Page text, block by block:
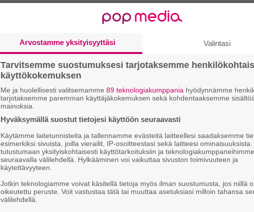
Arvostamme yksityisyyttäsi Valintasi
Tarvitsemme suostumuksesi tarjotaksemme
käyttökokemuksen
Me ja huolellisesti valitsemamme 89 teknologiakumppania hyödynnämme
tarjotaksemme paremman käyttäjäkokemuksen sekä kohdentaaksemme
mainoksia.
Hyväksymällä suostut tietojesi käyttöön seuraavasti
Käytämme laitetunnisteita ja tallennamme evästeitä laitteellesi saadaksemme
esimerkiksi sivuista, joilla vierailit, IP-osoitteestasi sekä laitteesi
tutustumaan yksityiskohtaisesti käyttötarkoituksiin ja teknologiakumppaneihimme
seuraavalla välilehdellä. Hylkääminen voi vaikuttaa sivuston toimivuuteen ja
käytettävyyteen.
Jotkin teknologiamme voivat käsitellä tietoja myös ilman suostumusta, jos niillä
oikeutettu peruste. Voit vastustaa tätä tai muuttaa asetuksiasi milloin tahansa
välilehdellä.